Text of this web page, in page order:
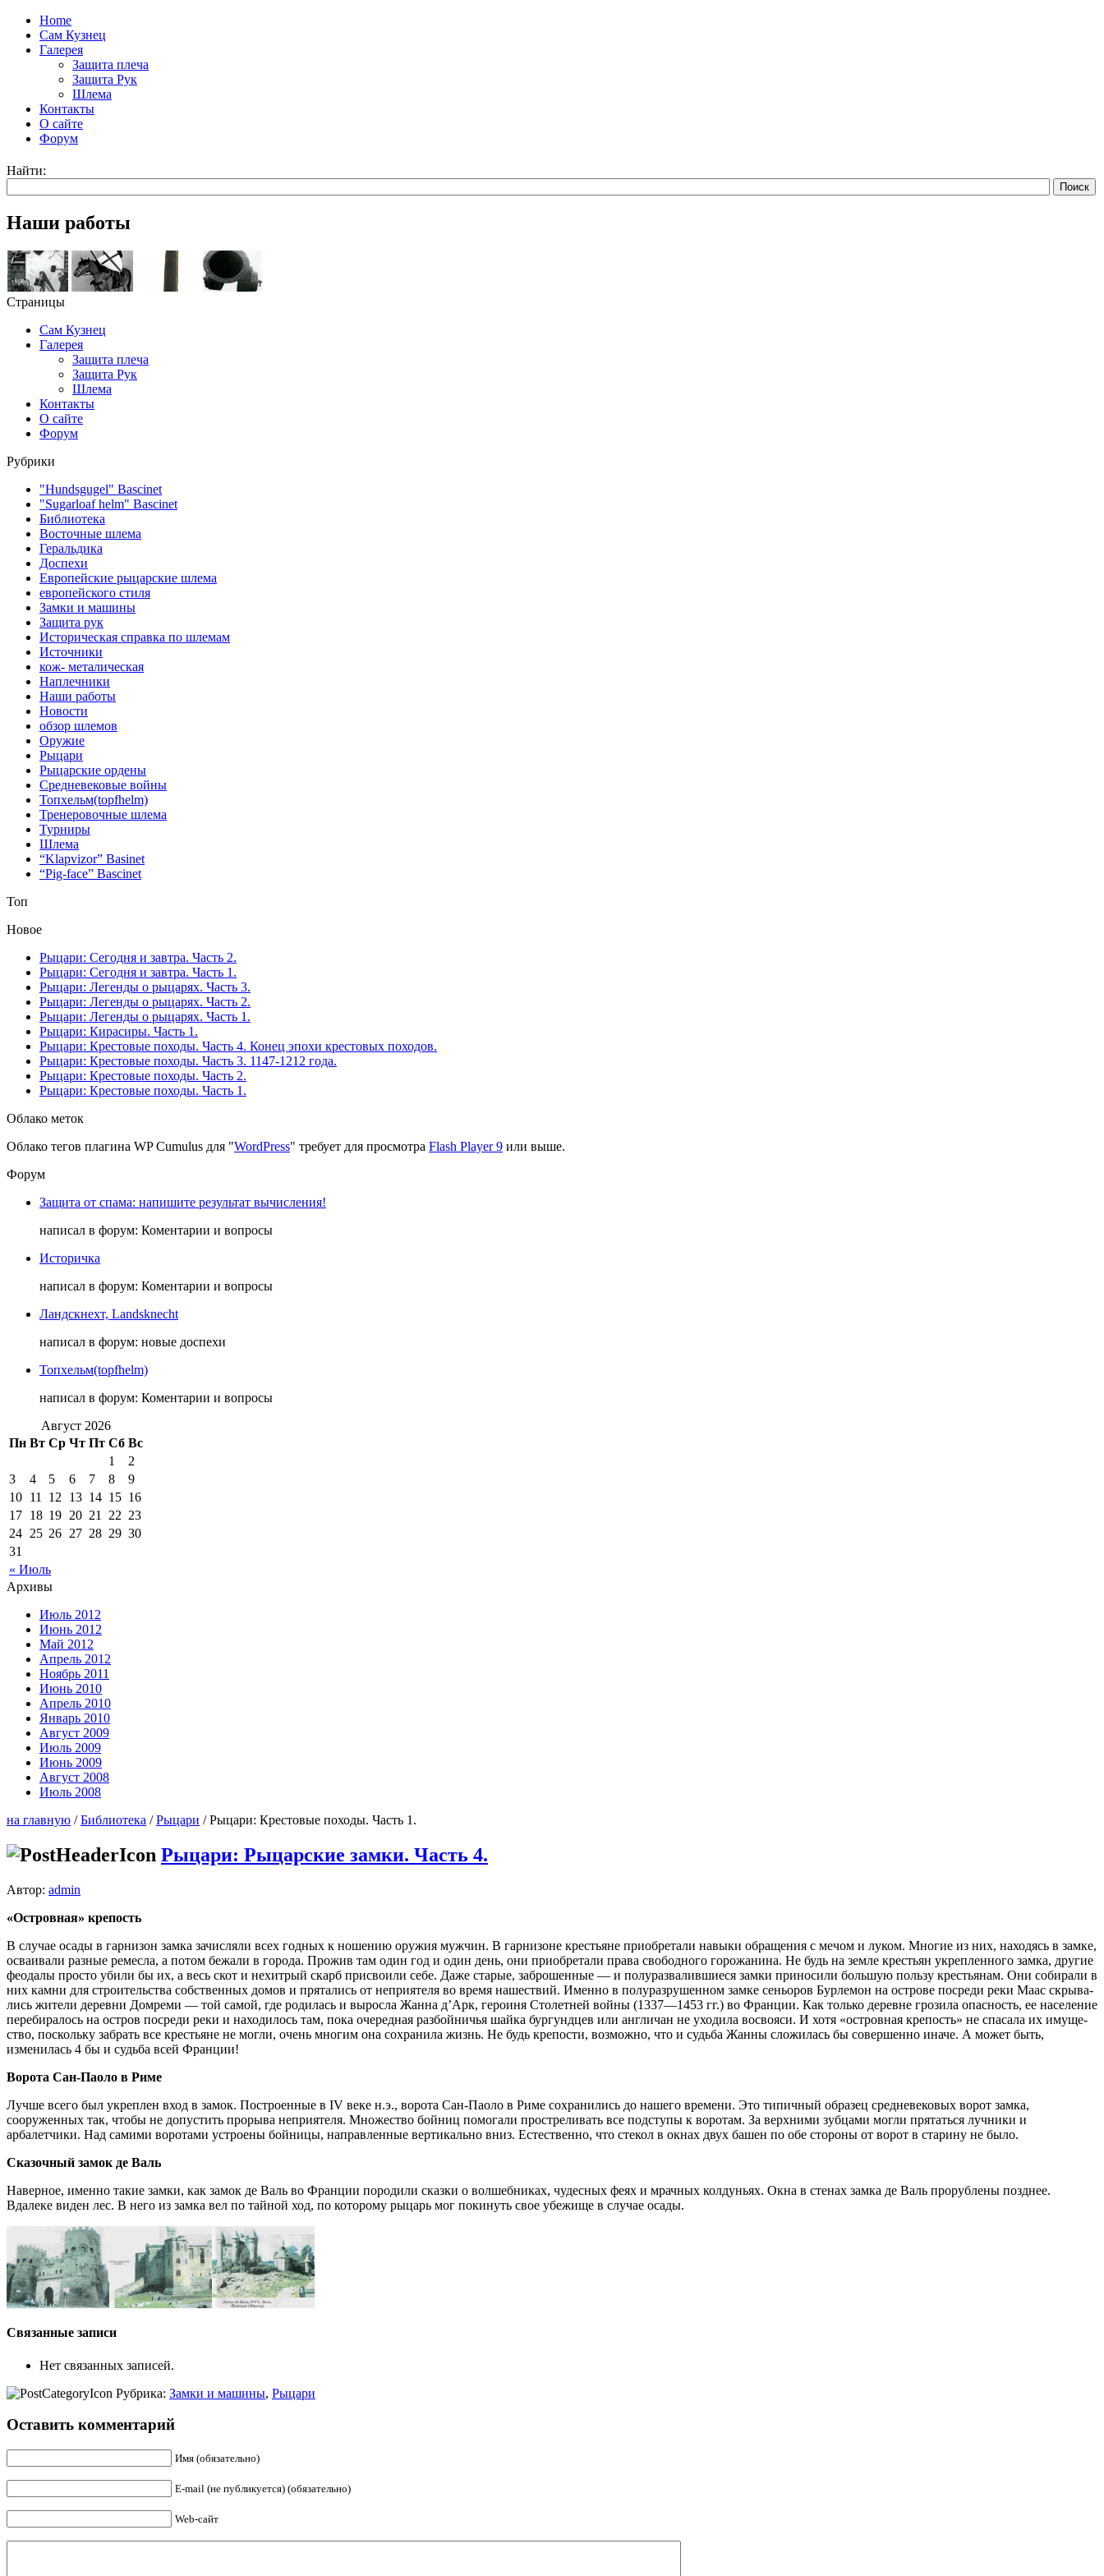
Home
Сам Кузнец
Галерея
Защита плеча
Защита Рук
Шлема
Контакты
О сайте
Форум
Найти:
Поиск
Наши работы
Страницы
Сам Кузнец
Галерея
Защита плеча
Защита Рук
Шлема
Контакты
О сайте
Форум
Рубрики
"Hundsgugel" Bascinet
"Sugarloaf helm" Bascinet
Библиотека
Восточные шлема
Геральдика
Доспехи
Европейские рыцарские шлема
европейского стиля
Замки и машины
Защита рук
Историческая справка по шлемам
Источники
кож- металическая
Наплечники
Наши работы
Новости
обзор шлемов
Оружие
Рыцари
Рыцарские ордены
Средневековые войны
Топхельм(topfhelm)
Тренеровочные шлема
Турниры
Шлема
“Klapvizor” Basinet
“Pig-face” Bascinet
Топ
Новое
Рыцари: Сегодня и завтра. Часть 2.
Рыцари: Сегодня и завтра. Часть 1.
Рыцари: Легенды о рыцарях. Часть 3.
Рыцари: Легенды о рыцарях. Часть 2.
Рыцари: Легенды о рыцарях. Часть 1.
Рыцари: Кирасиры. Часть 1.
Рыцари: Крестовые походы. Часть 4. Конец эпохи крестовых походов.
Рыцари: Крестовые походы. Часть 3. 1147-1212 года.
Рыцари: Крестовые походы. Часть 2.
Рыцари: Крестовые походы. Часть 1.
Облако меток
Облако тегов плагина WP Cumulus для "WordPress" требует для просмотра Flash Player 9 или выше.
Форум
Защита от спама: напишите результат вычисления!
написал в форум: Коментарии и вопросы
Историчка
написал в форум: Коментарии и вопросы
Ландскнехт, Landsknecht
написал в форум: новые доспехи
Топхельм(topfhelm)
написал в форум: Коментарии и вопросы
Август 2026
Пн Вт Ср Чт Пт Сб Вс
« Июль
1
2
3
4 5 6 7 8
9
10 11 12 13 14 15 16
17 18 19 20 21 22 23
24 25 26 27 28 29 30
31
Архивы
Июль 2012
Июнь 2012
Май 2012
Апрель 2012
Ноябрь 2011
Июнь 2010
Апрель 2010
Январь 2010
Август 2009
Июль 2009
Июнь 2009
Август 2008
Июль 2008
на главную /Библиотека /Рыцари / Рыцари: Крестовые походы. Часть 1.
Рыцари: Рыцарские замки. Часть 4.
Автор: admin
«Островная» крепость
В случае осады в гарнизон замка зачисляли всех годных к ношению оружия мужчин. В гарнизоне крестьяне приобретали навыки обращения с мечом и луком. Многие из них, находясь в замке,
осваивали разные ремесла, а потом бежали в города. Прожив там один год и один день, они приобретали права свободного горожанина. Не будь на земле крестьян укрепленного замка, другие
феодалы просто убили бы их, а весь скот и нехитрый скарб присвоили себе. Даже старые, заброшенные — и полуразвалившиеся замки приносили большую пользу крестьянам. Они соби­рали в
них камни для строительства соб­ственных домов и прятались от неприяте­ля во время нашествий. Именно в полуразрушенном замке сеньоров Бурлемон на острове посреди реки Маас скрыва­
лись жители деревни Домреми — той самой, где родилась и выросла Жанна д’Арк, героиня Столетней войны (1337—1453 гг.) во Франции. Как толь­ко деревне грозила опасность, ее насе­ление
перебиралось на остров посреди реки и находилось там, пока очередная разбойничья шайка бургундцев или анг­личан не уходила восвояси. И хотя «ост­ровная крепость» не спасала их имуще­
ство, поскольку забрать все крестьяне не могли, очень многим она сохранила жизнь. Не будь крепос­ти, возможно, что и судьба Жанны сложилась бы совершен­но иначе. А может быть,
изменилась 4 бы и судьба всей Франции!
Ворота Сан-Паоло в Риме
Лучше всего был укреплен вход в замок. Построенные в IV веке н.э., ворота Сан-Паоло в Риме сохранились до нашего времени. Это типичный образец средневековых ворот замка,
сооруженных так, чтобы не допустить проры­ва неприятеля. Множество бойниц помогали простреливать все подступы к воротам. За верхними зубцами могли прятаться лучники и
арбалетчики. Над самими воро­тами устроены бойницы, направленные вертикально вниз. Естественно, что стекол в окнах двух башен по обе сторо­ны от ворот в старину не было.
Сказочный замок де Валь
Наверное, именно такие замки, как замок де Валь во Франции породили сказки о вол­шебниках, чудесных феях и мрач­ных колдуньях. Окна в стенах зам­ка де Валь прорублены по­зднее.
Вдалеке виден лес. В него из замка вел по­ тайной ход, по которому рыцарь мог покинуть свое убежище в случае осады.
Связанные записи
Нет связанных записей.
Рубрика: Замки и машины, Рыцари
Оставить комментарий
Имя (обязательно)
E-mail (не публикуется) (обязательно)
Web-сайт